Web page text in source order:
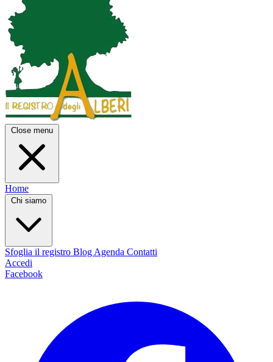
Close menu
Home
Chi siamo
Sfoglia il registro Blog Agenda Contatti
Accedi
Facebook